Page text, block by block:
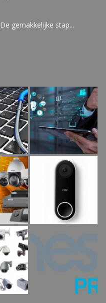
gemakkelijke stap...